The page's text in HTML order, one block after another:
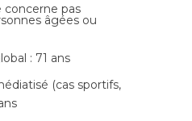
concerne pas
âgées ou
: 71 ans
(cas sportifs,